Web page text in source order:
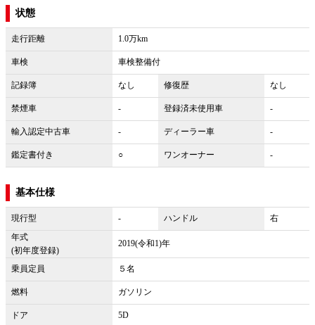
状態
走行距離 1.0万km
車検 車検整備付
記録簿 なし 修復歴 なし
禁煙車 - 登録済未使用車 -
輸入認定中古車 - ディーラー車 -
鑑定書付き ○ ワンオーナー -
基本仕様
現行型 - ハンドル
右
年式
(初年度登録)
2019(令和1)年
乗員定員 ５名
燃料 ガソリン
ドア
5D